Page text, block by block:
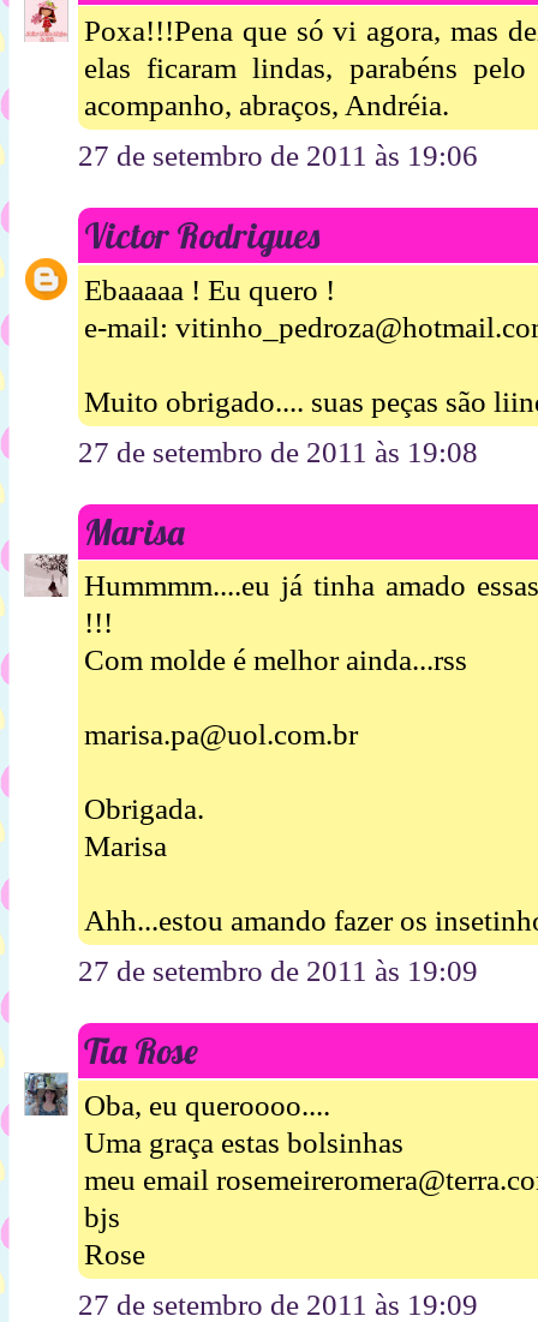
Poxa!!!Pena que só vi agora, mas
elas ficaram lindas, parabéns
acompanho, abraços, Andréia.
27 de setembro de 2011 às 19:06
Victor Rodrigues
Ebaaaaa ! Eu quero !
e-mail:
Muito obrigado.... suas peças são
27 de setembro de 2011 às 19:08
Marisa
Hummmm....eu já tinha amado
!!!
Com molde é melhor ainda...rss
marisa.pa@uol.com.br
Obrigada.
Marisa
Ahh...estou amando fazer os
27 de setembro de 2011 às 19:09
Tia Rose
Oba, eu queroooo....
Uma graça estas bolsinhas
meu email
bjs
Rose
27 de setembro de 2011 às 19:09